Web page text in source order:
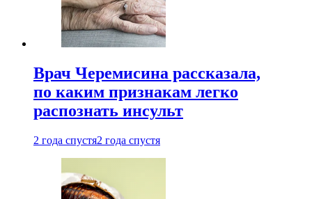
Врач Черемисина рассказала,
по каким признакам легко
распознать инсульт
2 года спустя2 года спустя